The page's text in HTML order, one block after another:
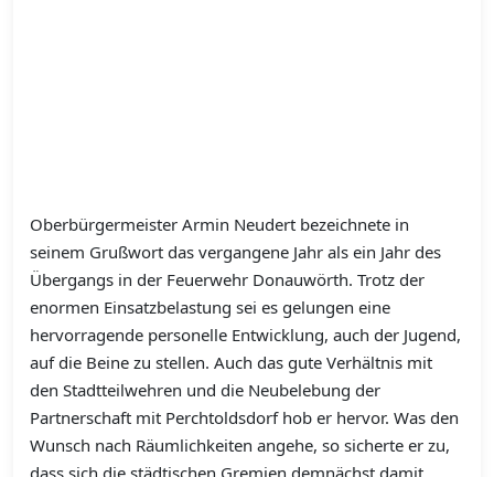
Oberbürgermeister Armin Neudert bezeichnete in
seinem Grußwort das vergangene Jahr als ein Jahr des
Übergangs in der Feuerwehr Donauwörth. Trotz der
enormen Einsatzbelastung sei es gelungen eine
hervorragende personelle Entwicklung, auch der Jugend,
auf die Beine zu stellen. Auch das gute Verhältnis mit
den Stadtteilwehren und die Neubelebung der
Partnerschaft mit Perchtoldsdorf hob er hervor. Was den
Wunsch nach Räumlichkeiten angehe, so sicherte er zu,